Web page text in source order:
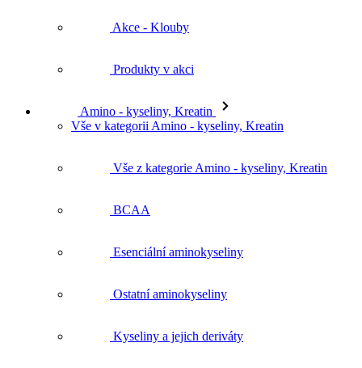
Akce - Klouby
Produkty v akci
Amino - kyseliny, Kreatin
Vše v kategorii Amino - kyseliny, Kreatin
Vše z kategorie Amino - kyseliny, Kreatin
BCAA
Esenciální aminokyseliny
Ostatní aminokyseliny
Kyseliny a jejich deriváty